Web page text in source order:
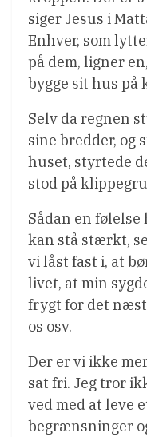
siger Jesus i
Enhver, som
på dem, ligner
bygge sit hus på
Selv da regnen
sine bredder, og
huset, styrtede
stod på
Sådan en følelse
kan stå stærkt,
vi låst fast i, at
livet, at min
frygt for det
os osv.
Der er vi ikke
sat fri. Jeg tror
ved med at leve
begrænsninger